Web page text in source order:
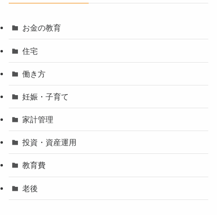
お金の教育
住宅
働き方
妊娠・子育て
家計管理
投資・資産運用
教育費
老後